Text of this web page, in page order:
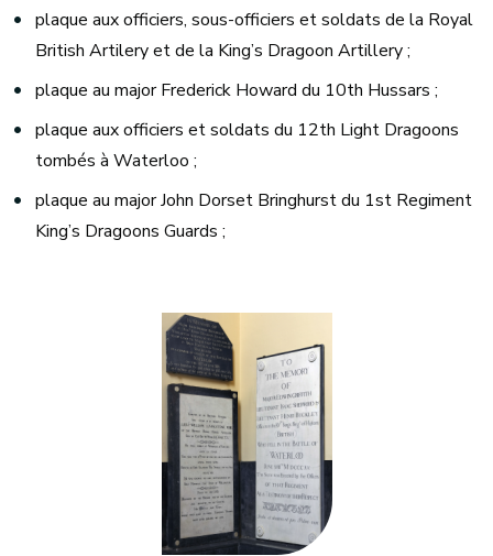
plaque aux officiers, sous-officiers et soldats de la Royal
British Artilery et de la King’s Dragoon Artillery ;
plaque au major Frederick Howard du 10th Hussars ;
plaque aux officiers et soldats du 12th Light Dragoons
tombés à Waterloo ;
plaque au major John Dorset Bringhurst du 1st Regiment
King’s Dragoons Guards ;